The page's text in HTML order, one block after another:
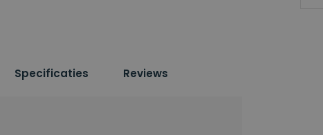
Specificaties Reviews